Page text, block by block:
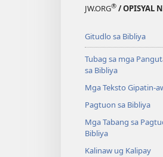
JW.ORG® / OPISYAL
Gitudlo sa Bibliya
Tubag sa mga
sa Bibliya
Mga Teksto Gipatin-
Pagtuon sa Bibliya
Mga Tabang sa
Bibliya
Kalinaw ug Kalipay